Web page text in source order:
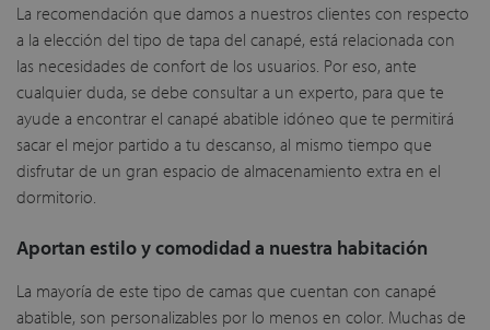
La recomendación que damos a nuestros clientes con respecto
a la elección del tipo de tapa del canapé, está relacionada con
las necesidades de confort de los usuarios. Por eso, ante
cualquier duda, se debe consultar a un experto, para que te
ayude a encontrar el canapé abatible idóneo que te permitirá
sacar el mejor partido a tu descanso, al mismo tiempo que
disfrutar de un gran espacio de almacenamiento extra en el
dormitorio.
Aportan estilo y comodidad a nuestra habitación
La mayoría de este tipo de camas que cuentan con canapé
abatible, son personalizables por lo menos en color. Muchas de